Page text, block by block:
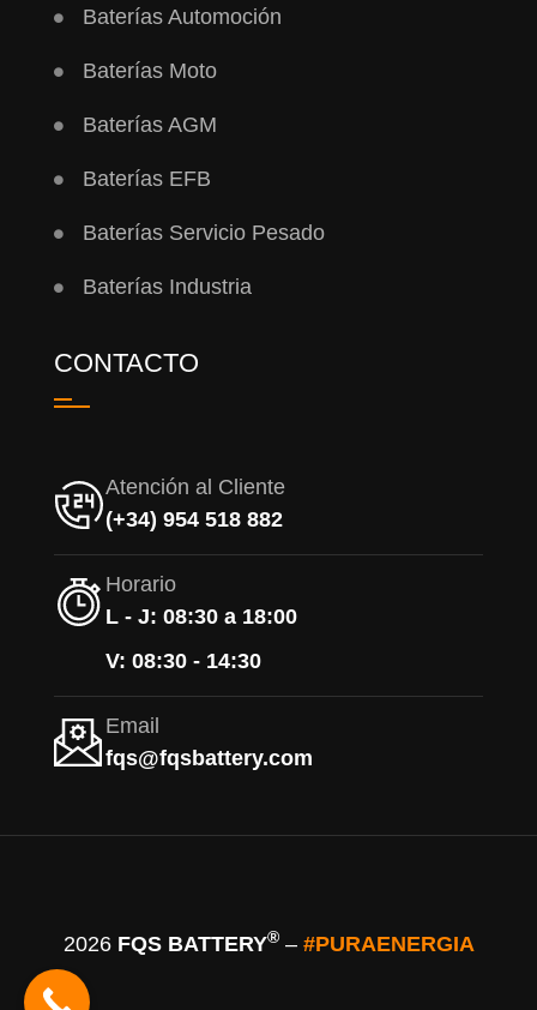
Baterías Automoción
Baterías Moto
Baterías AGM
Baterías EFB
Baterías Servicio Pesado
Baterías Industria
CONTACTO
Atención al Cliente
(+34) 954 518 882
Horario
L - J: 08:30 a 18:00
V: 08:30 - 14:30
Email
fqs@fqsbattery.com
2026 FQS BATTERY®– #PURAENERGIA